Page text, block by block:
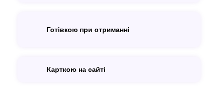
Готівкою при отриманні
Карткою на сайті